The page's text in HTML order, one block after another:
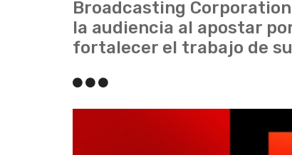
Broadcasting
la audiencia al apostar
fortalecer el trabajo de